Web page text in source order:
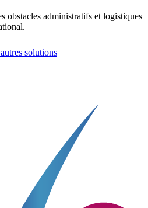
obstacles administratifs et logistiques
solutions